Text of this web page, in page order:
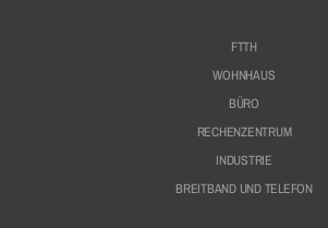
FTTH
WOHNHAUS
BÜRO
RECHENZENTRUM
INDUSTRIE
BREITBAND UND TELEFON